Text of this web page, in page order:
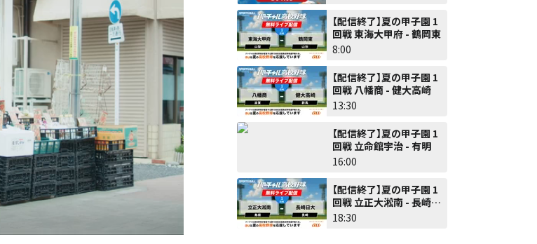
【配信終了】夏の甲子園 1
回戦 東海大甲府 - 鶴岡東
8:00
【配信終了】夏の甲子園 1
回戦 八幡商 - 健大高崎
13:30
【配信終了】夏の甲子園 1
回戦 立命館宇治 - 有明
16:00
【配信終了】夏の甲子園 1
回戦 立正大淞南 - 長崎日
大
18:30